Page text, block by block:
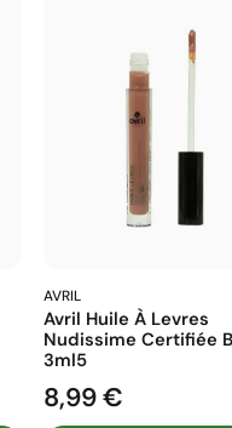
AVRIL
Avril Huile À Levres
Nudissime Certifiée
3ml5
Prix
8,99 €